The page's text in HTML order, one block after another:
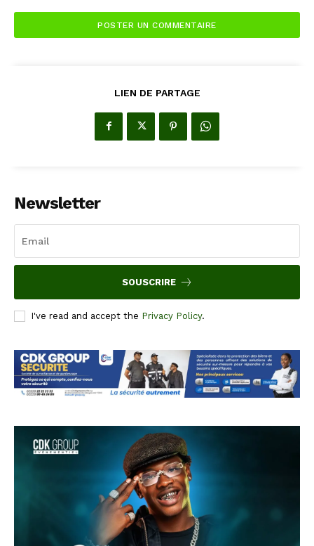
LIEN DE PARTAGE
Newsletter
SOUSCRIRE
I've read and accept the Privacy Policy.